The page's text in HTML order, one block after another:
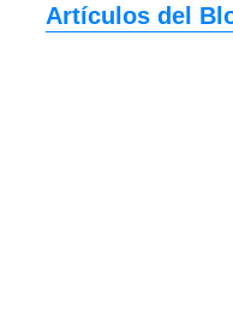
Artículos del